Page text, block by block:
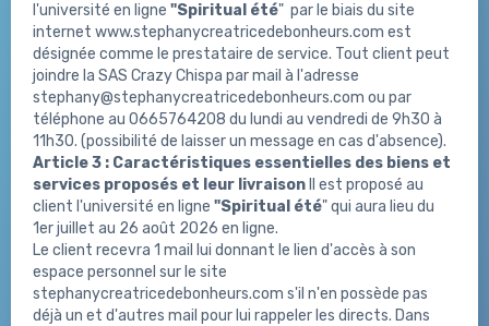
l'université en ligne "Spiritual été" par le biais du site
internet www.stephanycreatricedebonheurs.com est
désignée comme le prestataire de service. Tout client peut
joindre la SAS Crazy Chispa par mail à l'adresse
stephany@stephanycreatricedebonheurs.com ou par
téléphone au 0665764208 du lundi au vendredi de 9h30 à
11h30. (possibilité de laisser un message en cas d'absence).
Article 3 : Caractéristiques essentielles des biens et
services proposés et leur livraison Il est proposé au
client l'université en ligne "Spiritual été" qui aura lieu du
1er juillet au 26 août 2026 en ligne.
Le client recevra 1 mail lui donnant le lien d'accès à son
espace personnel sur le site
stephanycreatricedebonheurs.com s'il n'en possède pas
déjà un et d'autres mail pour lui rappeler les directs. Dans